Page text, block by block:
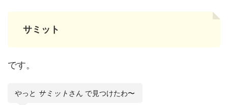
サミット
です。
やっと サミット さん で見つけたわ〜